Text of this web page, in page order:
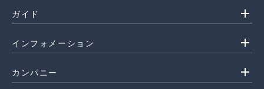
ガイド add
インフォメーション add
カンパニー add